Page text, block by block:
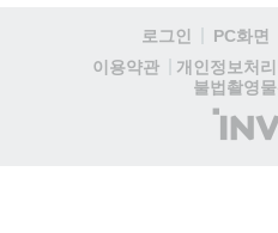
로그인 PC화면
이용약관
개인정보처리
불법촬영